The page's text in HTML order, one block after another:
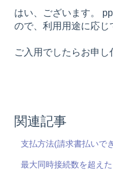
はい、ございます。
ので、利用用途に応じ
ご入用でしたらお申し
関連記事
支払方法(請求書払いで
最大同時接続数を超え